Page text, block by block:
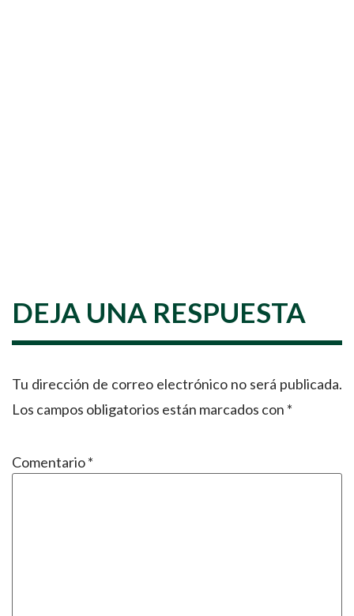
DEJA UNA RESPUESTA
Tu dirección de correo electrónico no será publicada.
Los campos obligatorios están marcados con *
Comentario*